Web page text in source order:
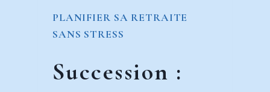
PLANIFIER SA RETRAITE
SANS STRESS
Succession :